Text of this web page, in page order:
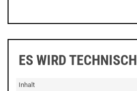
ES WIRD TECHNISCH
Inhalt